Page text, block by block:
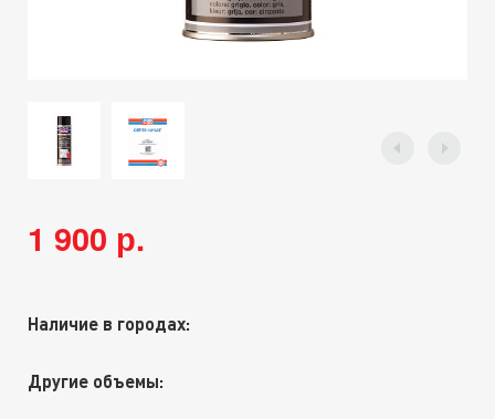
1 900 р.
Наличие в городах:
Другие объемы: